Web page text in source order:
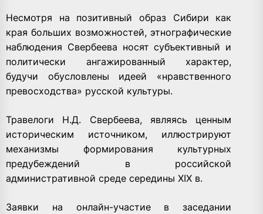
Несмотря на позитивный образ Сибири как
края больших возможностей, этнографические
наблюдения Свербеева носят субъективный и
политически ангажированный характер,
будучи обусловлены идеей «нравственного
превосходства» русской культуры.
Травелоги Н.Д. Свербеева, являясь ценным
историческим источником, иллюстрируют
механизмы формирования культурных
предубеждений в российской
административной среде середины XIX в.
Заявки на онлайн-участие в заседании